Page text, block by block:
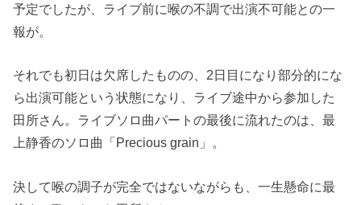
予定でしたが、ライブ前に喉の不調で出演不可能との一
報が。
それでも初日は欠席したものの、2日目になり部分的にな
ら出演可能という状態になり、ライブ途中から参加した
田所さん。ライブソロ曲パートの最後に流れたのは、最
上静香のソロ曲「Precious grain」。
決して喉の調子が完全ではないながらも、一生懸命に最